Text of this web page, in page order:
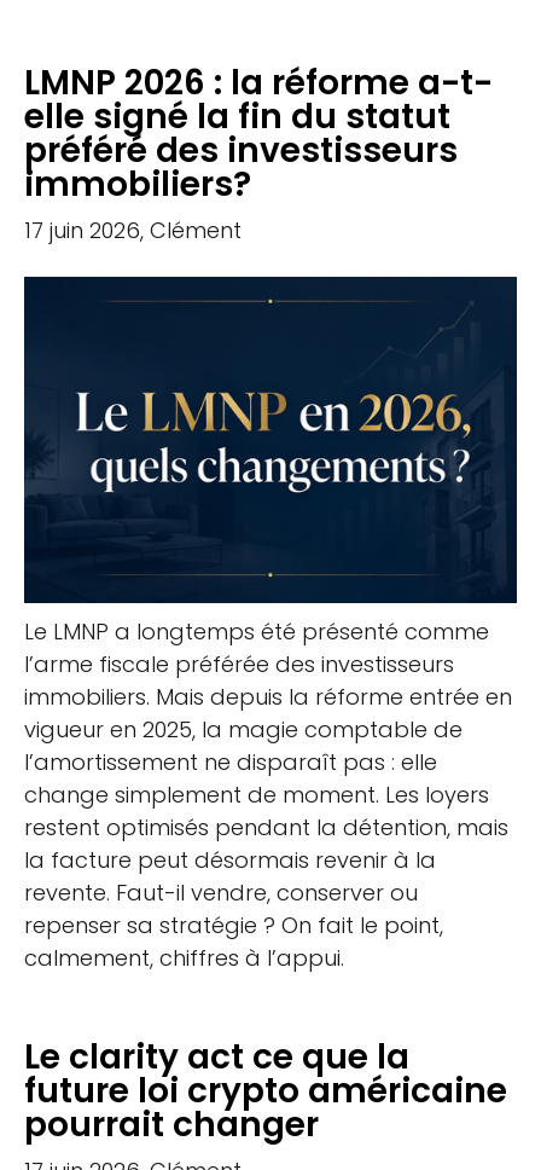
LMNP 2026 : la réforme a-t-
elle signé la fin du statut
préféré des investisseurs
immobiliers?
17 juin 2026, Clément
Le LMNP a longtemps été présenté comme
l’arme fiscale préférée des investisseurs
immobiliers. Mais depuis la réforme entrée en
vigueur en 2025, la magie comptable de
l’amortissement ne disparaît pas : elle
change simplement de moment. Les loyers
restent optimisés pendant la détention, mais
la facture peut désormais revenir à la
revente. Faut-il vendre, conserver ou
repenser sa stratégie ? On fait le point,
calmement, chiffres à l’appui.
Le clarity act ce que la
future loi crypto américaine
pourrait changer